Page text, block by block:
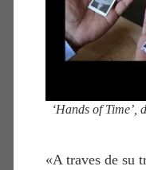
‘Hands of
«A traves de su